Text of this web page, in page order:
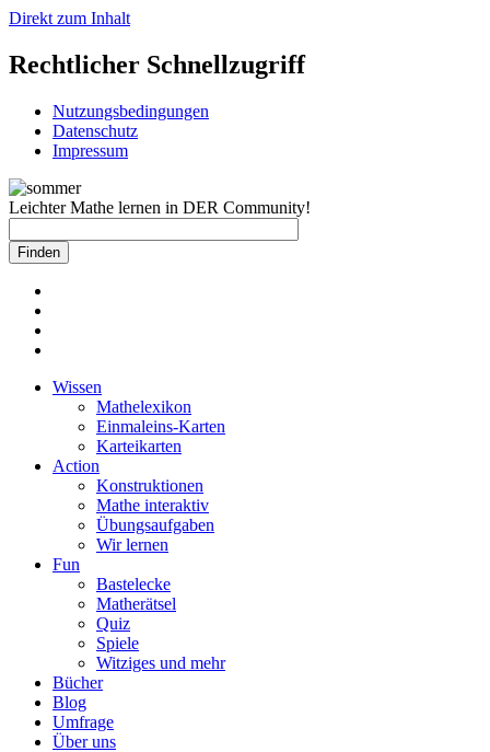
Direkt zum Inhalt
Rechtlicher Schnellzugriff
Nutzungsbedingungen
Datenschutz
Impressum
Leichter Mathe lernen in DER Community!
Wissen
Mathelexikon
Einmaleins-Karten
Karteikarten
Action
Konstruktionen
Mathe interaktiv
Übungsaufgaben
Wir lernen
Fun
Bastelecke
Matherätsel
Quiz
Spiele
Witziges und mehr
Bücher
Blog
Umfrage
Über uns